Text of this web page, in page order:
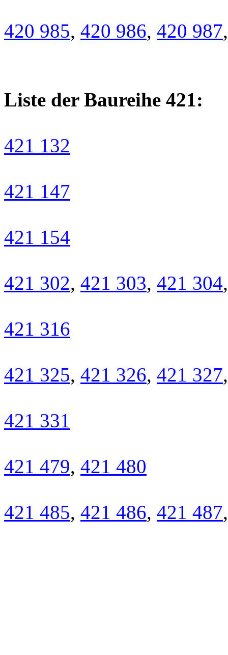
420 985, 420 986, 420 987
Liste der Baureihe 421:
421 132
421 147
421 154
421 302, 421 303, 421 304
421 316
421 325, 421 326, 421 327
421 331
421 479, 421 480
421 485, 421 486, 421 487